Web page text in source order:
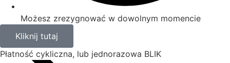
Możesz zrezygnować w dowolnym momencie
Kliknij tutaj
Płatność cykliczna, lub jednorazowa BLIK